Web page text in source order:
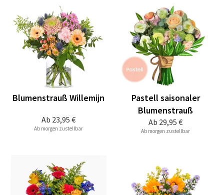
Ab 23,95 €
Blumenstrauß Willemijn
Ab morgen zustellbar
Ab 29,95 €
Pastell saisonaler
Blumenstrauß
Ab morgen zustellbar